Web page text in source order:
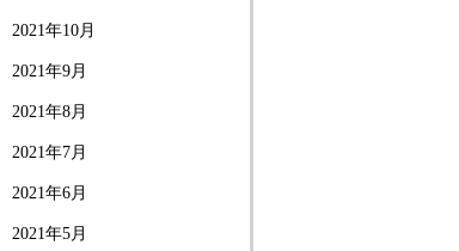
2021年10月
2021年9月
2021年8月
2021年7月
2021年6月
2021年5月